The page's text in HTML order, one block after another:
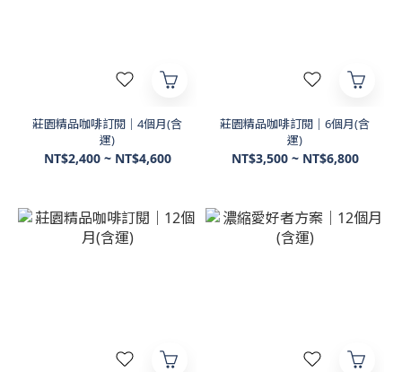
莊園精品咖啡訂閱｜4個月(含
運)
NT$2,400 ~ NT$4,600
莊園精品咖啡訂閱｜6個月(含
運)
NT$3,500 ~ NT$6,800